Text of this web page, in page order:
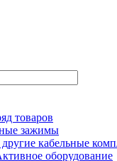
товаров
зажимы
оборудование